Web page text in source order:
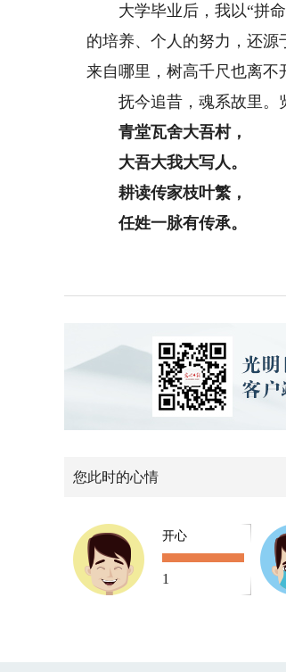
大学毕业后，我以“拼命
的培养、个人的努力，还
来自哪里，树高千尺也离不
抚今追昔，魂系故里。
青堂瓦舍大吾村，
大吾大我大写人。
耕读传家枝叶繁，
任姓一脉有传承。
您此时的心情
开心
1